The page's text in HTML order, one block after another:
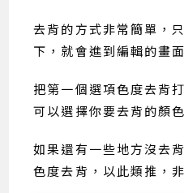
去背的方式非常簡單，
下，就會進到編輯的畫面
把第一個選項色度去背
可以選擇你要去背的顏色
如果還有一些地方沒去
色度去背，以此類推，